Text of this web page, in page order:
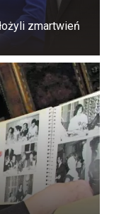
zmartwień